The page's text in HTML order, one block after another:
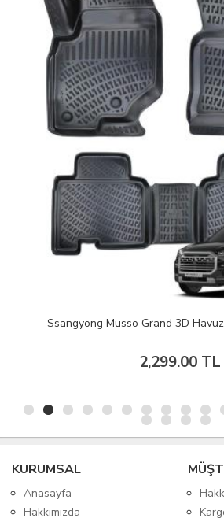
Ssangyong Musso Grand 3D
2,299.00 TL
KURUMSAL
Anasayfa
Hakkımızda